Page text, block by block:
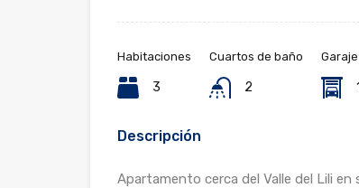
Habitaciones
3
Cuartos de baño
2
Garaje
1
Descripción
Apartamento cerca del Valle del Lili